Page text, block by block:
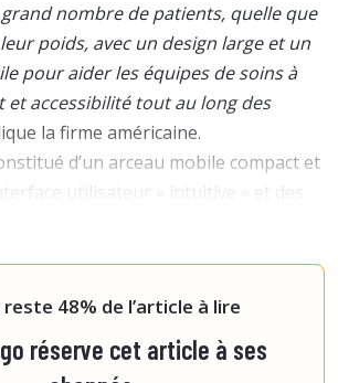
nombre de patients, quelle que
poids, avec un design large et un
pour aider les équipes de soins à
accessibilité tout au long des
la firme américaine.
d’un arceau mobile compact et
utilisateur « intuitive » et des
48% de l’article à lire
réserve cet article à ses